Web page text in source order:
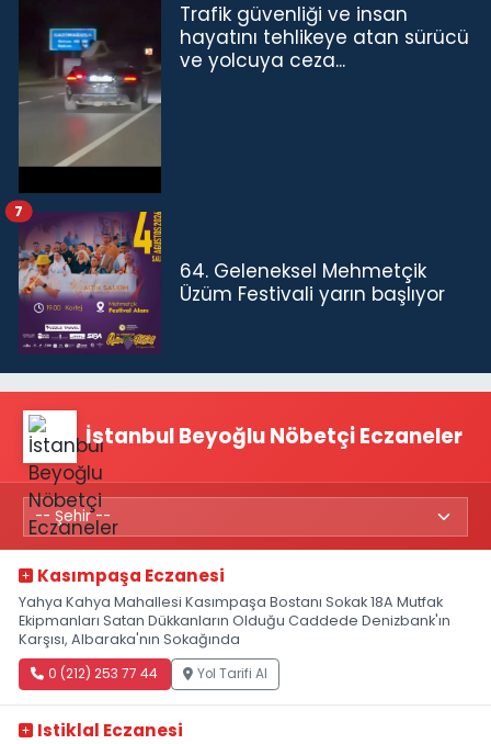
Trafik güvenliği ve insan
hayatını tehlikeye atan sürücü
ve yolcuya ceza...
64. Geleneksel Mehmetçik
Üzüm Festivali yarın başlıyor
7
İstanbul Beyoğlu Nöbetçi Eczaneler
Kasımpaşa Eczanesi
Yahya Kahya Mahallesi Kasımpaşa Bostanı Sokak 18A Mutfak
Ekipmanları Satan Dükkanların Olduğu Caddede Denizbank'ın
Karşısı, Albaraka'nın Sokağında
0 (212) 253 77 44 Yol Tarifi Al
Istiklal Eczanesi